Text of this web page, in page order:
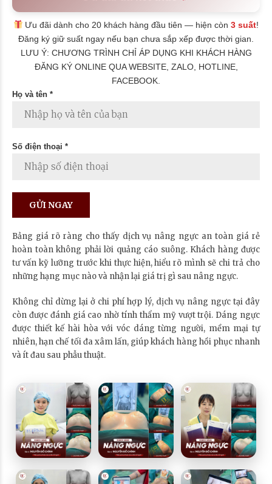
Ưu đãi dành cho 20 khách hàng đầu tiên — hiện còn3 suất!
Đăng ký giữ suất ngay nếu bạn chưa sắp xếp được thời gian.
LƯU Ý: CHƯƠNG TRÌNH CHỈ ÁP DỤNG KHI KHÁCH HÀNG
ĐĂNG KÝ ONLINE QUA WEBSITE, ZALO, HOTLINE,
FACEBOOK.
Họ và tên *
Số điện thoại *
Bảng giá rõ ràng cho thấy dịch vụ nâng ngực an toàn giá rẻ
hoàn toàn không phải lời quảng cáo suông. Khách hàng được
tư vấn kỹ lưỡng trước khi thực hiện, hiểu rõ mình sẽ chi trả cho
những hạng mục nào và nhận lại giá trị gì sau nâng ngực.
Không chỉ dừng lại ở chi phí hợp lý, dịch vụ nâng ngực tại đây
còn được đánh giá cao nhờ tính thẩm mỹ vượt trội. Dáng ngực
được thiết kế hài hòa với vóc dáng từng người, mềm mại tự
nhiên, hạn chế tối đa xâm lấn, giúp khách hàng hồi phục nhanh
và ít đau sau phẫu thuật.